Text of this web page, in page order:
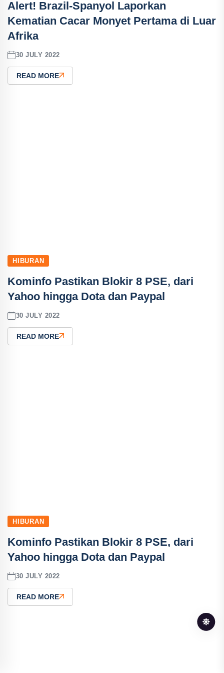
Alert! Brazil-Spanyol Laporkan
Kematian Cacar Monyet Pertama di Luar
Afrika
30 JULY 2022
READ MORE
HIBURAN
Kominfo Pastikan Blokir 8 PSE, dari
Yahoo hingga Dota dan Paypal
30 JULY 2022
READ MORE
HIBURAN
Kominfo Pastikan Blokir 8 PSE, dari
Yahoo hingga Dota dan Paypal
30 JULY 2022
READ MORE